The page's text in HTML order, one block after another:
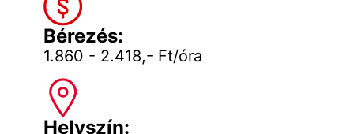
Bérezés:
1.860 - 2.418,- Ft/óra
Helyszín: